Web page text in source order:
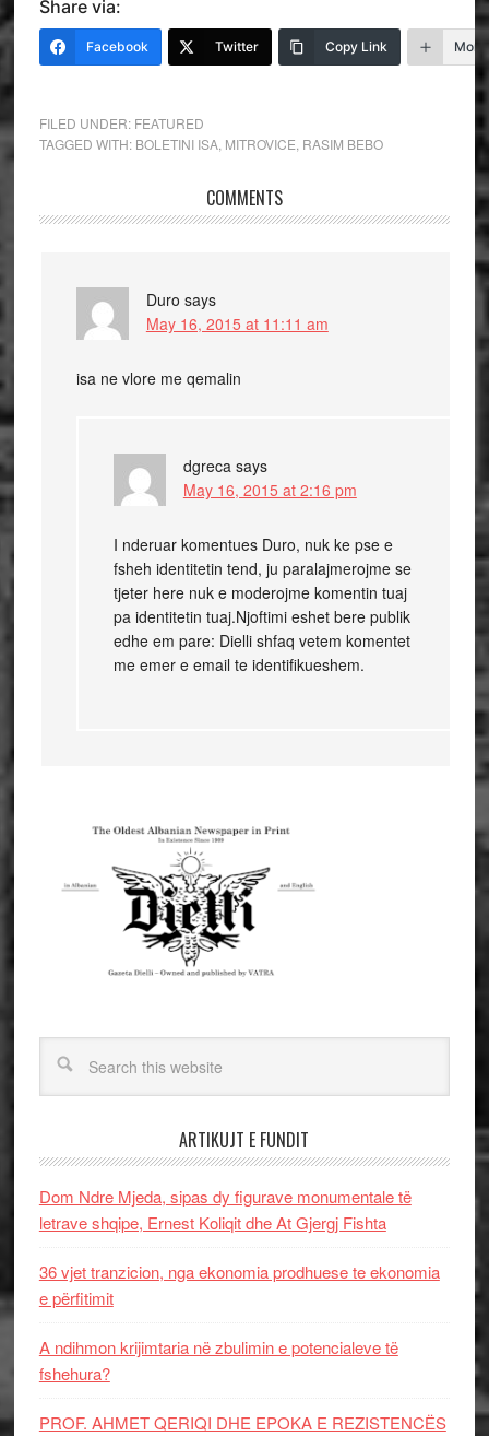
Share via:
Facebook Twitter Copy Link More
FILED UNDER: FEATURED
TAGGED WITH: BOLETINI ISA, MITROVICE RASIM BEBO
COMMENTS
Duro says
May 16, 2015 at 11:11 am
isa ne vlore me qemalin
dgreca says
May 16, 2015 at 2:16 pm
I nderuar komentues Duro, nuk ke pse e
fsheh identitetin tend, ju paralajmerojme se
tjeter here nuk e moderojme komentin tuaj
pa identitetin tuaj.Njoftimi eshet bere publik
edhe em pare: Dielli shfaq vetem komentet
me emer e email te identifikueshem.
ARTIKUJT E FUNDIT
Dom Ndre Mjeda, sipas dy figurave monumentale të
letrave shqipe, Ernest Koliqit dhe At Gjergj Fishta
36 vjet tranzicion, nga ekonomia prodhuese te ekonomia
e përfitimit
A ndihmon krijimtaria në zbulimin e potencialeve të
fshehura?
PROF. AHMET QERIQI DHE EPOKA E REZISTENCЁS